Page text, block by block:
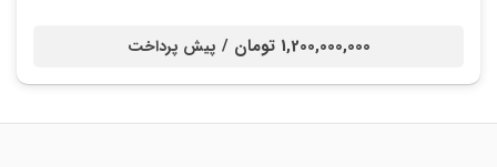
1,200,000,000 تومان / پیش پرداخت